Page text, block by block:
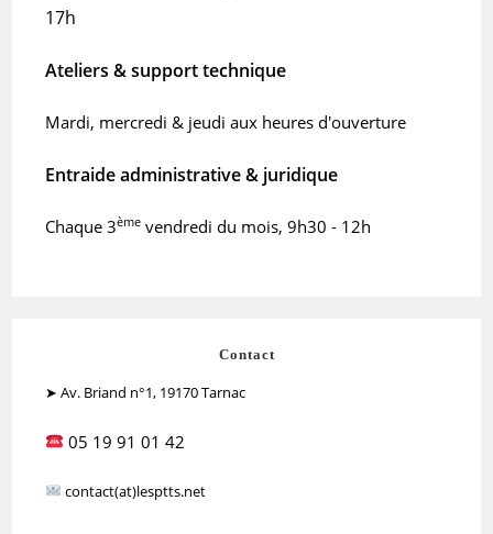
17h
Ateliers & support technique
Mardi, mercredi & jeudi aux heures d'ouverture
Entraide administrative & juridique
Chaque 3ème vendredi du mois, 9h30 - 12h
Contact
➤ Av. Briand n°1, 19170 Tarnac
05 19 91 01 42
contact(at)lesptts.net